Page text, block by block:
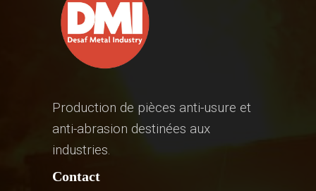
Production de pièces anti-usure et
anti-abrasion destinées aux
industries.
Contact